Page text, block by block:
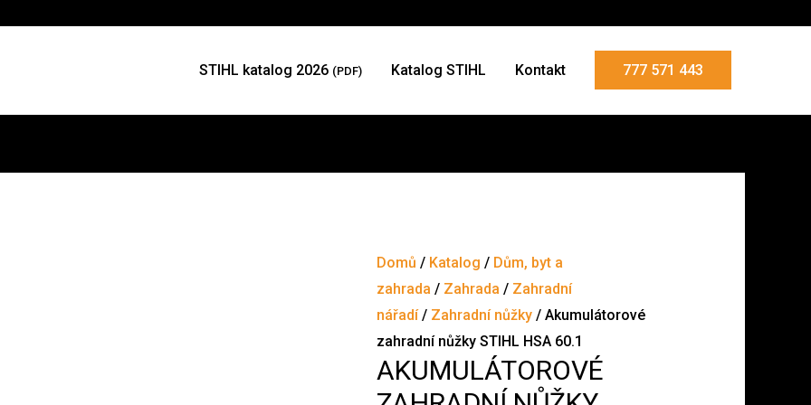
STIHL katalog 2026 (PDF) Katalog STIHL Kontakt 777 571 443
Domů / Katalog / Dům, byt a
zahrada / Zahrada / Zahradní
nářadí/ Zahradní nůžky/ Akumulátorové
zahradní nůžky STIHL HSA 60.1
AKUMULÁTOROVÉ